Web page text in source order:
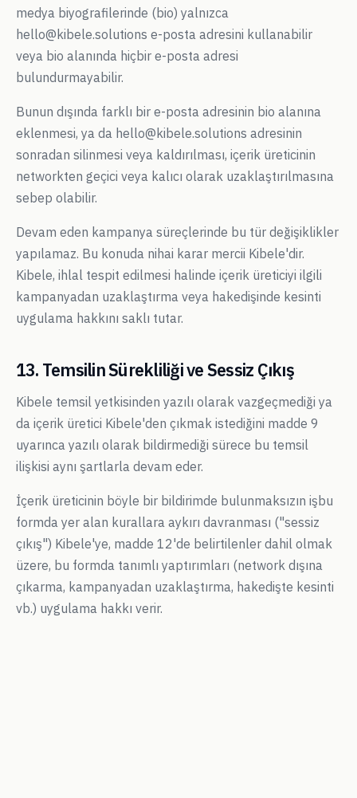
medya biyografilerinde (bio) yalnızca
hello@kibele.solutions e-posta adresini kullanabilir
veya bio alanında hiçbir e-posta adresi
bulundurmayabilir.
Bunun dışında farklı bir e-posta adresinin bio alanına
eklenmesi, ya da hello@kibele.solutions adresinin
sonradan silinmesi veya kaldırılması, içerik üreticinin
networkten geçici veya kalıcı olarak uzaklaştırılmasına
sebep olabilir.
Devam eden kampanya süreçlerinde bu tür değişiklikler
yapılamaz. Bu konuda nihai karar mercii Kibele'dir.
Kibele, ihlal tespit edilmesi halinde içerik üreticiyi ilgili
kampanyadan uzaklaştırma veya hakedişinde kesinti
uygulama hakkını saklı tutar.
13. Temsilin Sürekliliği ve Sessiz Çıkış
Kibele temsil yetkisinden yazılı olarak vazgeçmediği ya
da içerik üretici Kibele'den çıkmak istediğini madde 9
uyarınca yazılı olarak bildirmediği sürece bu temsil
ilişkisi aynı şartlarla devam eder.
İçerik üreticinin böyle bir bildirimde bulunmaksızın işbu
formda yer alan kurallara aykırı davranması ("sessiz
çıkış") Kibele'ye, madde 12'de belirtilenler dahil olmak
üzere, bu formda tanımlı yaptırımları (network dışına
çıkarma, kampanyadan uzaklaştırma, hakedişte kesinti
vb.) uygulama hakkı verir.